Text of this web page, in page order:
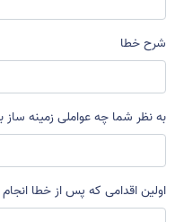
شرح خطا
به نظر شما چه عواملی زمینه
اولین اقدامی که پس از خطا